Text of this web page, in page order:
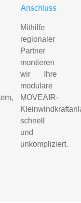
Anschluss
Mithilfe
regionaler
Partner
montieren
wir Ihre
modulare
MOVEAIR-
schnell
und
unkompliziert.